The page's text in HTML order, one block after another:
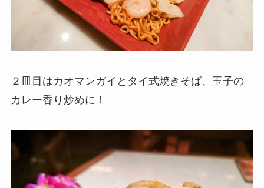
２皿目はカオマンガイとタイ式焼きそば、玉子の
カレー香り炒めに！